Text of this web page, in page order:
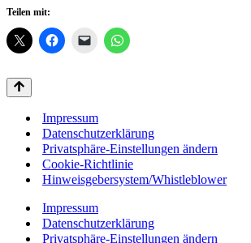
Teilen mit:
Impressum
Datenschutzerklärung
Privatsphäre-Einstellungen ändern
Cookie-Richtlinie
Hinweisgebersystem/Whistleblower
Impressum
Datenschutzerklärung
Privatsphäre-Einstellungen ändern